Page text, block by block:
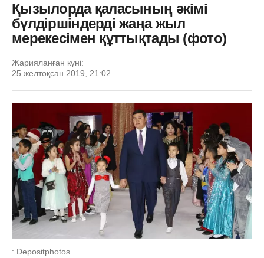
Қызылорда қаласының әкімі
бүлдіршіндерді жаңа жыл
мерекесімен құттықтады (фото)
Жарияланған күні:
25 желтоқсан 2019, 21:02
: Depositphotos